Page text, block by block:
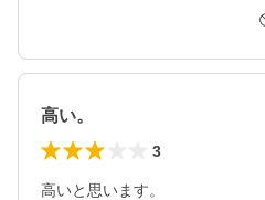
高い。
3
高いと思います。